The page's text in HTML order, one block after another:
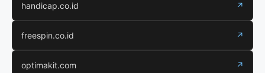
handicap.co.id ↗
freespin.co.id ↗
optimakit.com ↗